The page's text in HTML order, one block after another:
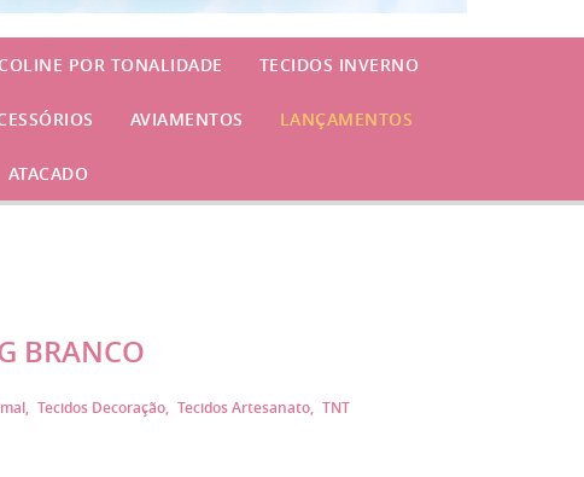
POR TONALIDADE TECIDOS INVERNO
AVIAMENTOS LANÇAMENTOS
ATACADO
BRANCO
Tecidos Decoração Tecidos Artesanato
TNT